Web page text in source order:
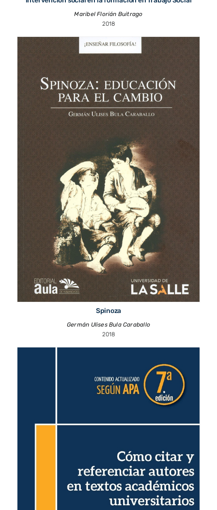
Maribel Florián Buitrago
2018
Spinoza
Germán Ulises Bula Caraballo
2018